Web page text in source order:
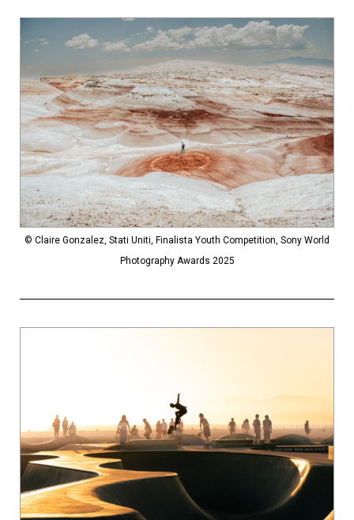
© Claire Gonzalez, Stati Uniti, Finalista Youth Competition, Sony World
Photography Awards 2025